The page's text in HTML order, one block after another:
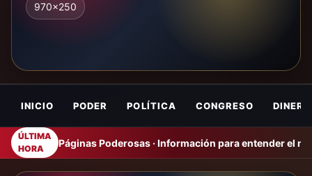
970x250
INICIO PODER POLÍTICA CONGRESO DINERO
ÚLTIMA
HORA
Páginas Poderosas · Información para entender el